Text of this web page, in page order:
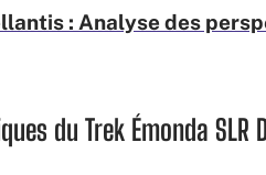
: Analyse des
du Trek Émonda SLR